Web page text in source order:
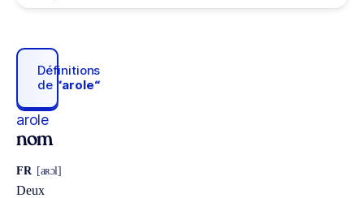
Définitions
de “arole“
arole
nom
FR [aʀɔl]
Deux